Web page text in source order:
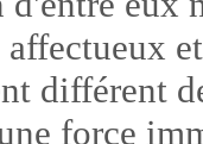
différent
force